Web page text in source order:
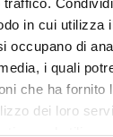
in cui utilizza
occupano di
i quali
che ha fornito
dei loro